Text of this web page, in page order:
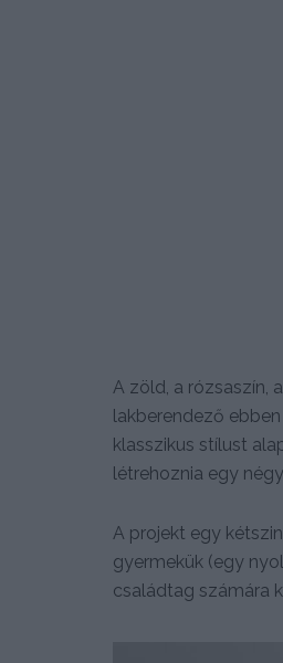
A zöld, a rózsaszín,
lakberendező
klasszikus stílust
létrehoznia egy
A projekt egy
gyermekük (egy
családtag számára